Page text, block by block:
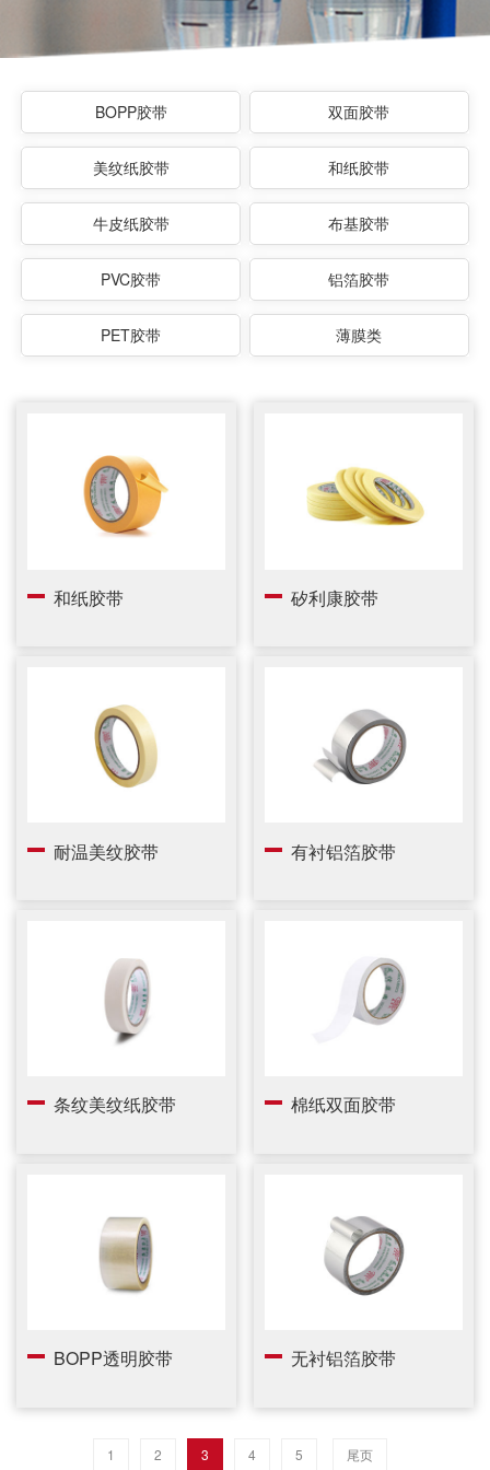
BOPP胶带 双面胶带
美纹纸胶带 和纸胶带
牛皮纸胶带 布基胶带
PVC胶带 铝箔胶带
PET胶带 薄膜类
和纸胶带 矽利康胶带
耐温美纹胶带 有衬铝箔胶带
条纹美纹纸胶带 棉纸双面胶带
BOPP透明胶带 无衬铝箔胶带
1 2 3 4 5 尾页